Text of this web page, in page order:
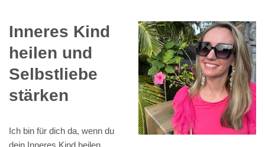
Inneres Kind
heilen und
Selbstliebe
stärken
Ich bin für dich da, wenn du
dein Inneres Kind heilen